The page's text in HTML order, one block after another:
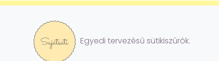
Egyedi tervezésű sütikiszúrók.